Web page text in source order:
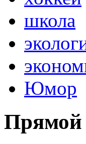
школа
Юмор
Прямой